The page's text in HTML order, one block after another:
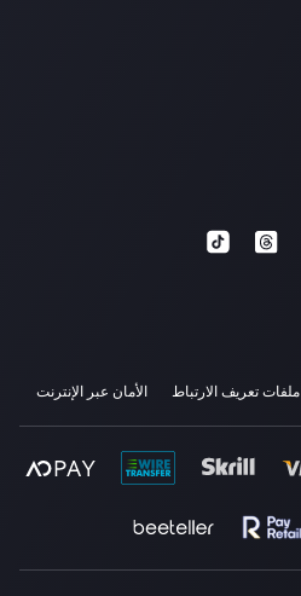
تعريف الارتباط الأمان عبر الإنترنت